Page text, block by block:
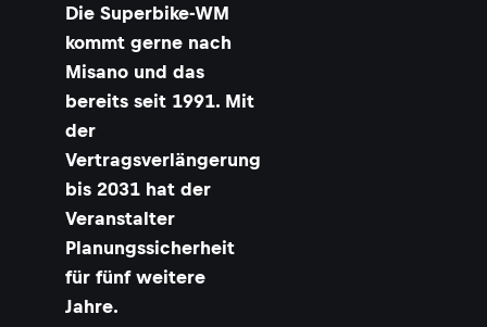
Die Superbike-WM
kommt gerne nach
Misano und das
bereits seit 1991. Mit
der
Vertragsverlängerung
bis 2031 hat der
Veranstalter
Planungssicherheit
für fünf weitere
Jahre.